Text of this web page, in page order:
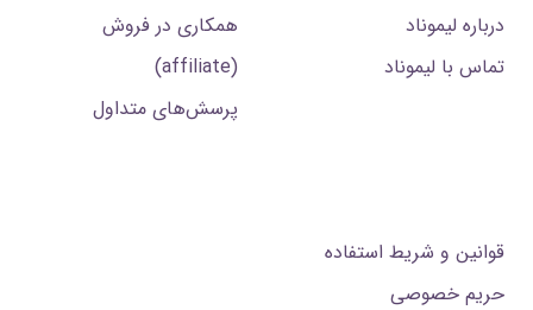
درباره لیموناد
تماس با لیموناد
همکاری در فروش
(affiliate)
پرسش‌های متداول
قوانین و شریط استفاده
حریم خصوصی